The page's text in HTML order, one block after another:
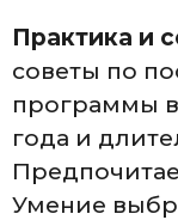
Практика и
советы по
программы
года и
Умение